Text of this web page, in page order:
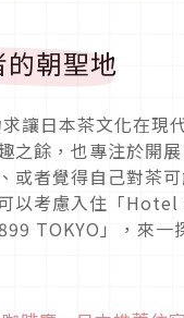
朝聖地
求讓日本茶文化在現
之餘，也專注於開
或者覺得自己對茶
以考慮入住「Hotel
TOKYO」，來一